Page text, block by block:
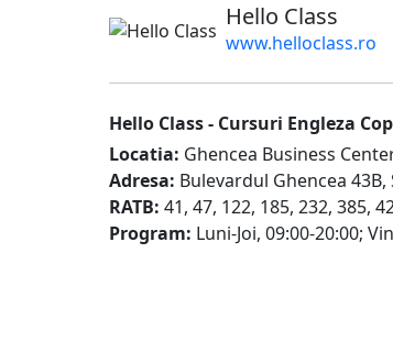
Hello Class
www.helloclass.ro
Hello Class - Cursuri Engleza
Locatia: Ghencea Business
Adresa: Bulevardul Ghencea 43B,
RATB: 41, 47, 122, 185, 232, 385,
Program: Luni-Joi, 09:00-20:00;